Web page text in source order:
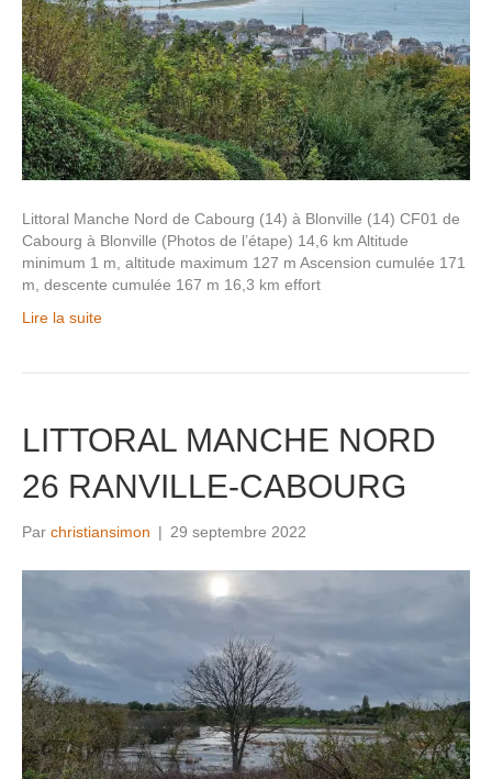
Littoral Manche Nord de Cabourg (14) à Blonville (14) CF01 de
Cabourg à Blonville (Photos de l’étape) 14,6 km Altitude
minimum 1 m, altitude maximum 127 m Ascension cumulée 171
m, descente cumulée 167 m 16,3 km effort
Lire la suite
LITTORAL MANCHE NORD
26 RANVILLE-CABOURG
Par christiansimon | 29 septembre 2022